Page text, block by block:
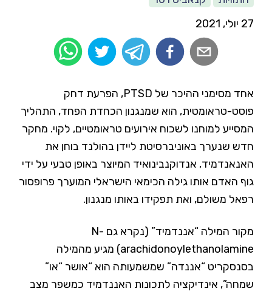
27 יולי, 2021
אחד מסימני ההיכר של PTSD, הפרעת דחק
פוסט-טראומטית, הוא שמנגנון הכחדת הפחד, התהליך
המסייע למוחנו לשכוח אירועים טראומטיים, לקוי. מחקר
חדש שנערך באוניברסיטת ליידן בהולנד בוחן את
האנאנדמיד, אנדוקנבינואיד המיוצר באופן טבעי על ידי
גוף האדם אותו גילה הכימאי הישראלי המוערך פרופסור
רפאל משולם, ואת תפקידו באותו מנגנון.
מקור המילה “אננדמיד” (נקרא גם N-
arachidonoylethanolamine) מגיע מהמילה
בסנסקריט “אננדה” שמשמעותה הוא “אושר “או”
שמחה”, אינדיקציה לתכונות האננדמיד כמשפר מצב